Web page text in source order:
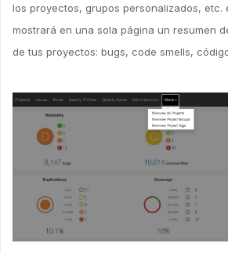
los proyectos, grupos personalizados, etc.
mostrará en una sola página un resumen
de tus proyectos: bugs, code smells,